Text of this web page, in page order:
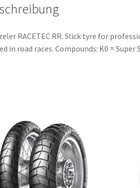
RACETEC RR. Slick tyre for
in road races. Compounds: K0 = Super